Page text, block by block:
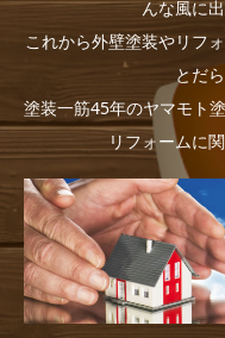
んな風に
これから外壁塗装やリフ
とだ
塗装一筋45年のヤマモト
リフォームに